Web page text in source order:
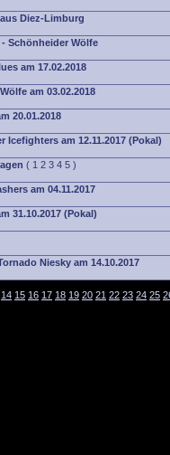
Diez-Limburg
Schönheider Wölfe
am 17.02.2018
am 03.02.2018
20.01.2018
Icefighters am 12.11.2017 (Pokal)
( 1 2 3 4 5 )
am 04.11.2017
31.10.2017 (Pokal)
Niesky am 14.10.2017
14 15 16 17 18 19 20 21 22 23 24 25